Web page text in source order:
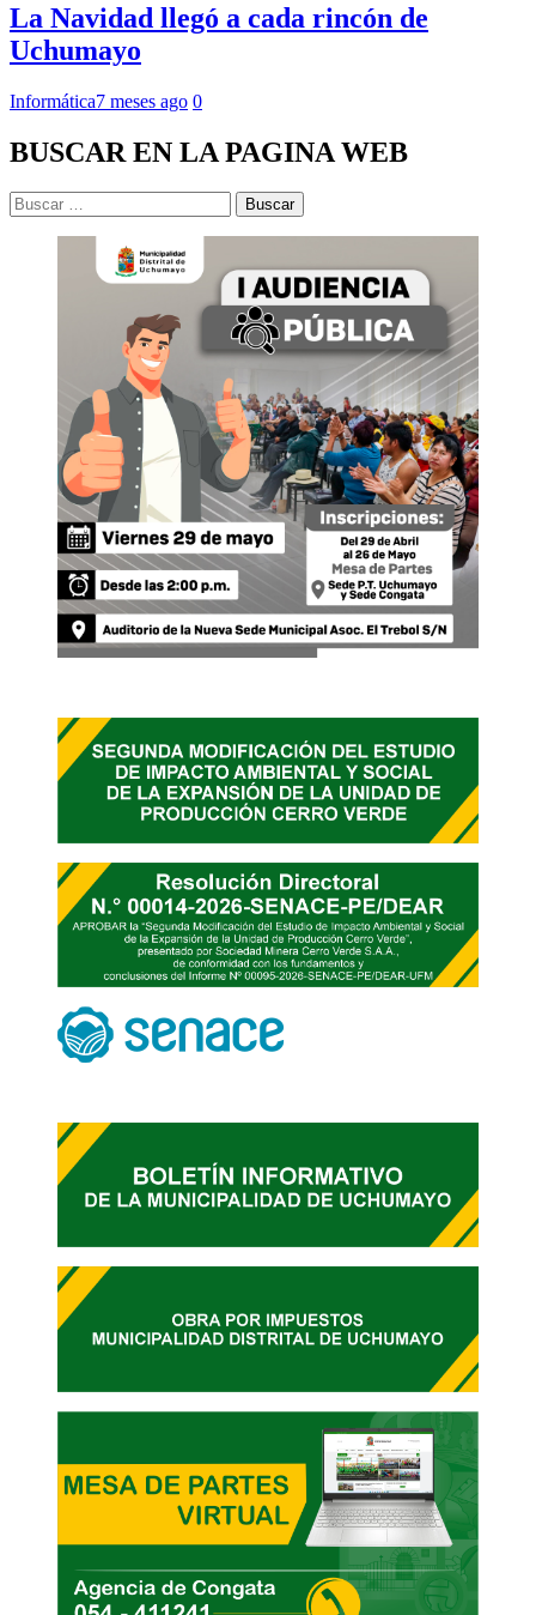
La Navidad llegó a cada rincón de
Uchumayo
Informática7 meses ago 0
BUSCAR EN LA PAGINA WEB
Buscar: